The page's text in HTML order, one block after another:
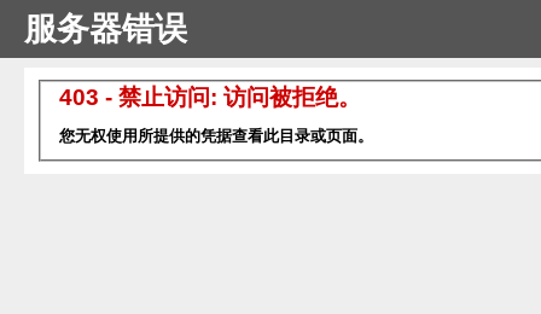
服务器错误
403 - 禁止访问: 访问被拒绝。
您无权使用所提供的凭据查看此目录或页面。